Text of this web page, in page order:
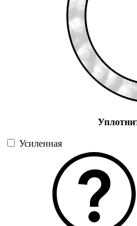
Усиленная